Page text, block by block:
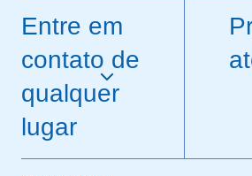
Entre em
contato de
qualquer
lugar